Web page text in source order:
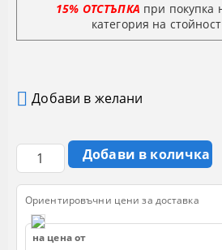
15% ОТСТЪПКА при покупка
категория на стойност
Добави в желани
Ориентировъчни цени за доставка
на цена от